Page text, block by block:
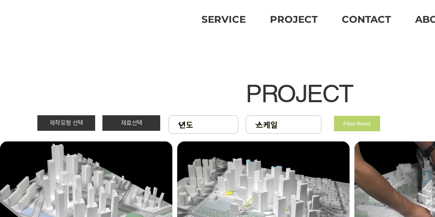
SERVICE PROJECT CONTACT
제작유형 선택 재료선택 Filter Reset
아크릴 & 3D 프
린팅
확대모형
제작유형선택
PT
현상
PROJECT